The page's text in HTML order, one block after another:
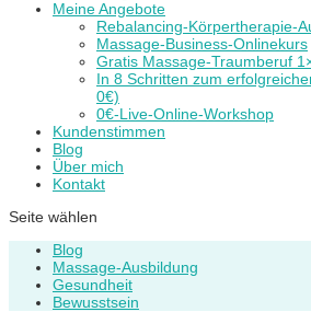
Meine Angebote
Rebalancing-Körpertherapie-
Massage-Business-Onlinekurs
Gratis Massage-Traumberuf
In 8 Schritten zum
0€)
0€-Live-Online-Workshop
Kundenstimmen
Blog
Über mich
Kontakt
Seite wählen
Blog
Massage-Ausbildung
Gesundheit
Bewusstsein